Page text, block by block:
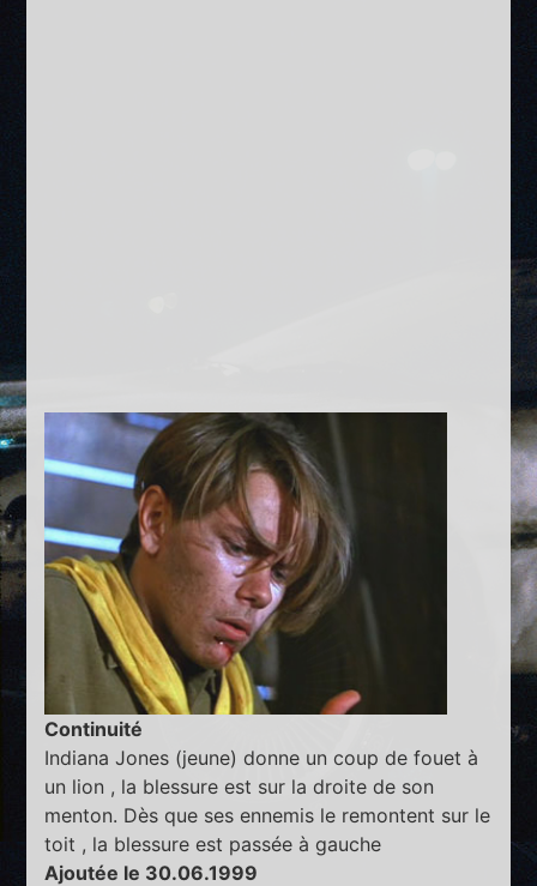
Continuité
Indiana Jones (jeune) donne un coup de fouet à
un lion , la blessure est sur la droite de son
menton. Dès que ses ennemis le remontent sur le
toit , la blessure est passée à gauche
Ajoutée le 30.06.1999